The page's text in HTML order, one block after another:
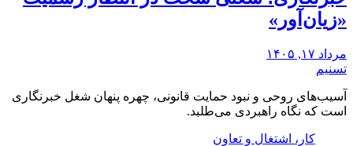
«زیان‌آور»
مرداد ۱۷, ۱۴۰۵
تسنیم
آسیب‌های روحی و نبود حمایت قانونی، چهره پنهان شغل خبرنگاری
است که نگاه راهبردی می‌طلبد.
کار، اشتغال و تعاون